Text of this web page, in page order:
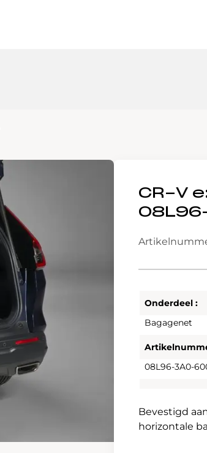
CR-V
Onderdeel :
Bagagenet
08L96-3A0-
Bevestigd
horizontale